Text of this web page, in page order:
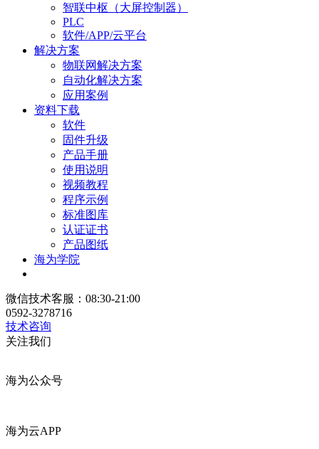
智联中枢（大屏控制器）
PLC
软件/APP/云平台
解决方案
物联网解决方案
自动化解决方案
应用案例
资料下载
软件
固件升级
产品手册
使用说明
视频教程
程序示例
标准图库
认证证书
产品图纸
海为学院
微信技术客服：08:30-21:00
0592-3278716
技术咨询
关注我们
海为公众号
海为云APP